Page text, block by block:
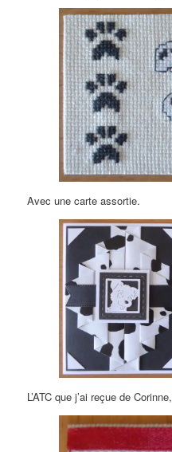
Avec une carte assortie.
L’ATC que j’ai reçue de Corinne,